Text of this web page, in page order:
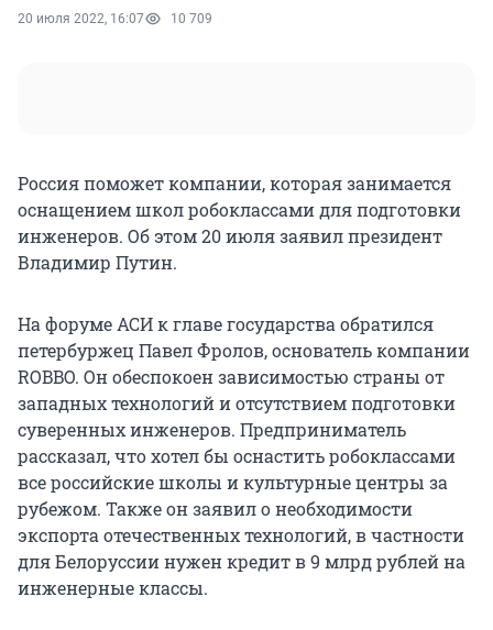
20 июля 2022, 16:07 10 709
Россия поможет компании, которая занимается
оснащением школ робоклассами для подготовки
инженеров. Об этом 20 июля заявил президент
Владимир Путин.
На форуме АСИ к главе государства обратился
петербуржец Павел Фролов, основатель компании
ROBBO. Он обеспокоен зависимостью страны от
западных технологий и отсутствием подготовки
суверенных инженеров. Предприниматель
рассказал, что хотел бы оснастить робоклассами
все российские школы и культурные центры за
рубежом. Также он заявил о необходимости
экспорта отечественных технологий, в частности
для Белоруссии нужен кредит в 9 млрд рублей на
инженерные классы.